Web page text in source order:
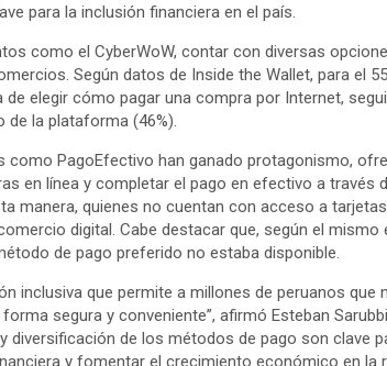
para la inclusión financiera en el país.
como el CyberWoW, contar con diversas
Según datos de Inside the Wallet, para el
elegir cómo pagar una compra por Internet,
de la plataforma (46%).
como PagoEfectivo han ganado protagonismo,
en línea y completar el pago en efectivo a través
manera, quienes no cuentan con acceso a
digital. Cabe destacar que, según el mismo
de pago preferido no estaba disponible.
inclusiva que permite a millones de peruanos
segura y conveniente”, afirmó Esteban
diversificación de los métodos de pago son clave
y fomentar el crecimiento económico en la